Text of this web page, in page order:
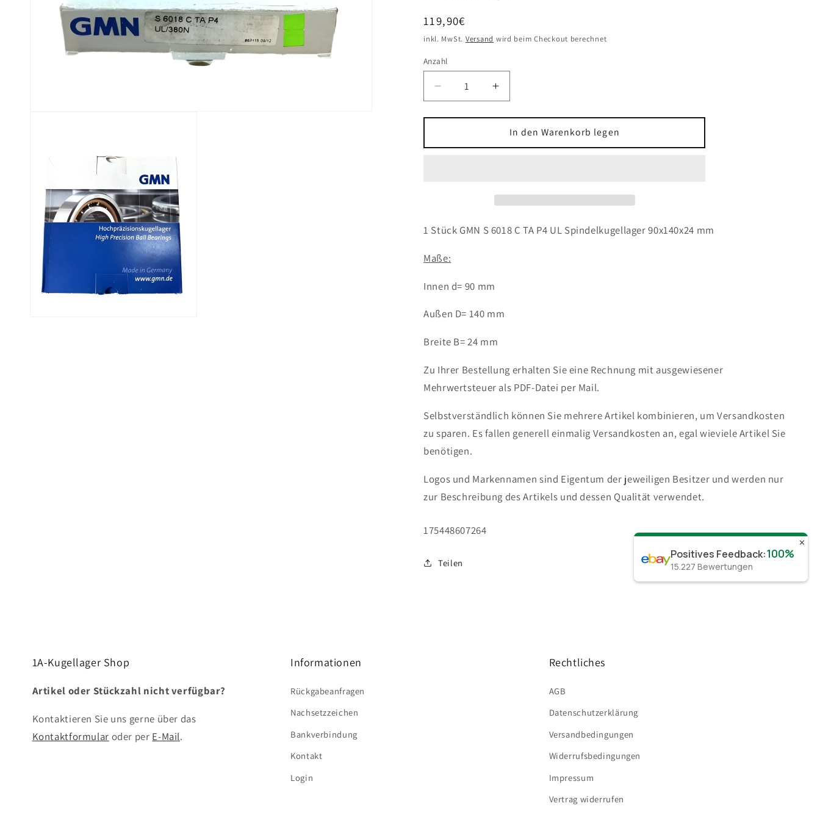
Normaler
Preis
119,90€
inkl. MwSt. Versand wird beim Checkout berechnet
Anzahl
Verringere
die
Menge
1x
P4
Spindelkugellager
90x140x24
mm
S6018
Erhöhe
die
Menge
1x
C
P4
In den Warenkorb legen
1 Stück GMN S 6018 C TA P4 UL Spindelkugellager 90x140x24 mm
Maße:
Innen d= 90 mm
Außen D= 140 mm
Breite B= 24 mm
Zu Ihrer Bestellung erhalten Sie eine Rechnung mit ausgewiesener
Mehrwertsteuer als PDF-Datei per Mail.
Selbstverständlich können Sie mehrere Artikel kombinieren, um Versandkosten
zu sparen. Es fallen generell einmalig Versandkosten an, egal wieviele Artikel Sie
benötigen.
Logos und Markennamen sind Eigentum der jeweiligen Besitzer und werden nur
zur Beschreibung des Artikels und dessen Qualität verwendet.
SKU:
175448607264
Teilen
✕
Positives Feedback:100%
15.227 Bewertungen
1A-Kugellager Shop
Artikel oder Stückzahl nicht verfügbar?
Kontaktieren Sie uns gerne über das
Kontaktformular oder per E-Mail.
Informationen
Rückgabeanfragen
Nachsetzzeichen
Bankverbindung
Kontakt
Login
Rechtliches
AGB
Datenschutzerklärung
Versandbedingungen
Widerrufsbedingungen
Impressum
Vertrag widerrufen